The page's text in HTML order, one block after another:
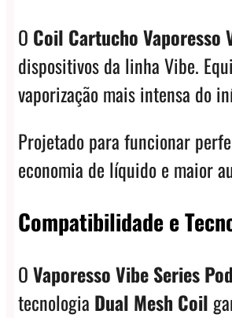
O Coil Cartucho Vaporesso
dispositivos da linha Vibe.
vaporização mais intensa do
Projetado para funcionar
economia de líquido e maior
Compatibilidade e
OVaporesso Vibe Series Pod
tecnologia Dual Mesh Coil